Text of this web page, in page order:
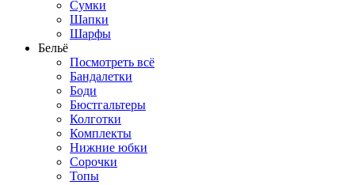
Сумки
Шапки
Шарфы
Бельё
Посмотреть всё
Бандалетки
Боди
Бюстгальтеры
Колготки
Комплекты
Нижние юбки
Сорочки
Топы